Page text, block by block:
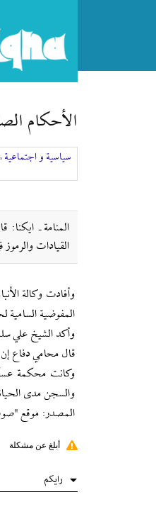
الأحكام
سیاسیة و اجتماعیة
المنامة ـ
القيادات
وأفادت وكالة
المفوضية السامية
وأكد الشيخ علي
قال محامي دفاع إن أعلى محكمة
وكانت محكمة
والسجن مدى
المصدر: موقع
أبلغ عن مشكلة
رایکم